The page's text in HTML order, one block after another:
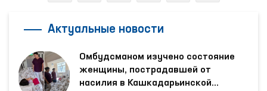
Актуальные новости
Омбудсманом изучено состояние
женщины, пострадавшей от
насилия в Кашкадарьинской